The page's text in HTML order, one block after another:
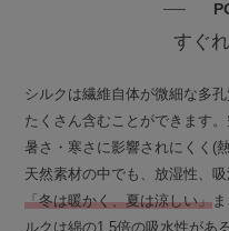
すぐ
シルクは繊維自体が微細な多
たくさん含むことができます
暑さ・寒さに影響されにくく(
天然素材の中でも、放湿性、
「冬は暖かく、夏は涼しい」
ルクは綿の1.5倍の吸水性があ